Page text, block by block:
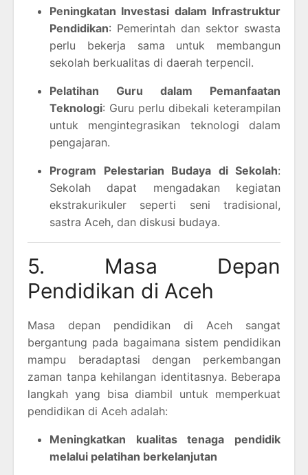
Peningkatan Investasi dalam Infrastruktur
Pendidikan: Pemerintah dan sektor swasta
perlu bekerja sama untuk membangun
sekolah berkualitas di daerah terpencil.
Pelatihan Guru dalam Pemanfaatan
Teknologi: Guru perlu dibekali keterampilan
untuk mengintegrasikan teknologi dalam
pengajaran.
Program Pelestarian Budaya di Sekolah:
Sekolah dapat mengadakan kegiatan
ekstrakurikuler seperti seni tradisional,
sastra Aceh, dan diskusi budaya.
5. Masa Depan
Pendidikan di Aceh
Masa depan pendidikan di Aceh sangat
bergantung pada bagaimana sistem pendidikan
mampu beradaptasi dengan perkembangan
zaman tanpa kehilangan identitasnya. Beberapa
langkah yang bisa diambil untuk memperkuat
pendidikan di Aceh adalah:
Meningkatkan kualitas tenaga pendidik
melalui pelatihan berkelanjutan